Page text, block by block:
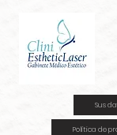
Sus
Política de